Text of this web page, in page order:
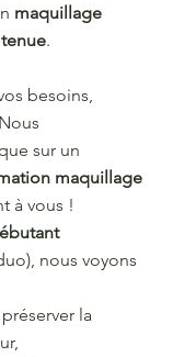
maquillage
.
besoins,
sur un
maquillage
à vous !
nous voyons
la